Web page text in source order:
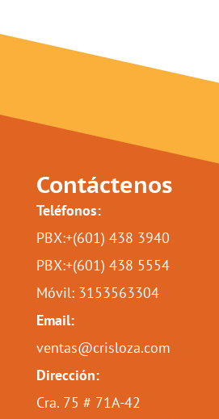
Contáctenos
Teléfonos:
PBX:+(601) 438 3940
PBX:+(601) 438 5554
Móvil: 3153563304
Email:
ventas@crisloza.com
Dirección:
Cra. 75 # 71A-42